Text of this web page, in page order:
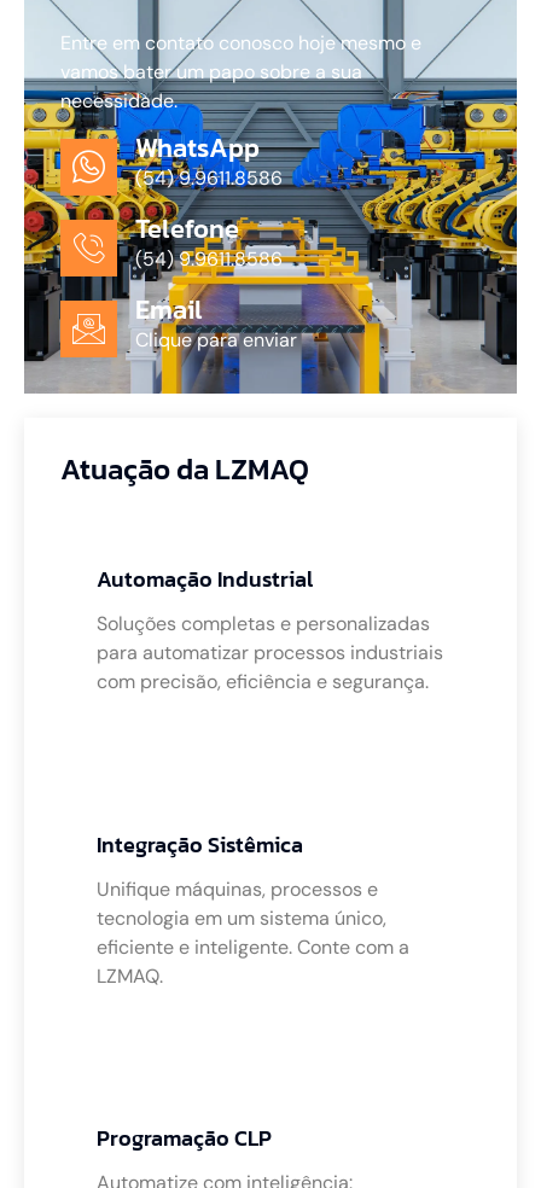
Entre em contato conosco hoje mesmo e
vamos bater um papo sobre a sua
necessidade.
WhatsApp
(54) 9.9611.8586
Telefone
(54) 9.9611.8586
Email
Clique para enviar
Atuação da LZMAQ
Automação Industrial
Soluções completas e personalizadas
para automatizar processos industriais
com precisão, eficiência e segurança.
Integração Sistêmica
Unifique máquinas, processos e
tecnologia em um sistema único,
eficiente e inteligente. Conte com a
LZMAQ.
Programação CLP
Automatize com inteligência: